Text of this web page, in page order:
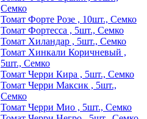
Семко
Томат Форте Розе , 10шт., Семко
Томат Фортесса , 5шт., Семко
Томат Хиландар , 5шт., Семко
Томат Хинкали Коричневый ,
5шт., Семко
Томат Черри Кира , 5шт., Семко
Томат Черри Максик , 5шт.,
Семко
Томат Черри Мио , 5шт., Семко